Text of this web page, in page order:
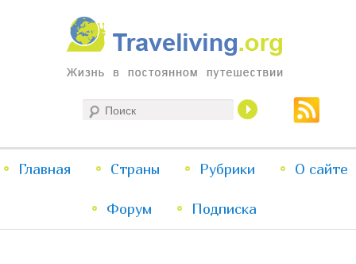
Traveliving
Жизнь в постоянном путешествии
меню
Перейти
к
Перейти
к
Главная Страны Рубрики О сайте
Форум Подписка